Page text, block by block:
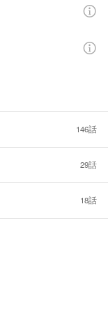
146話
29話
18話